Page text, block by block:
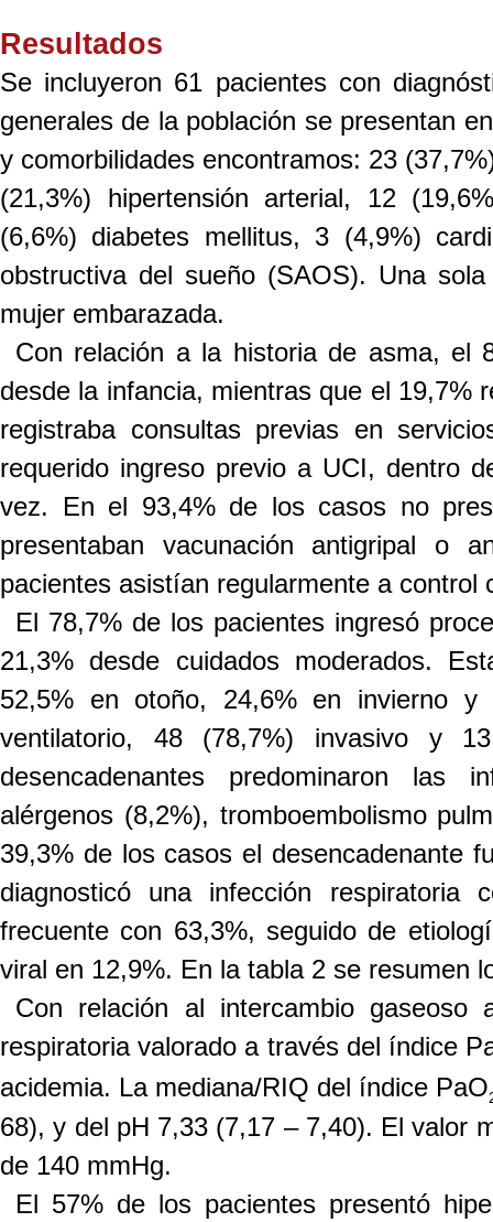
Resultados
Se incluyeron 61 pacientes con
generales de la población se presentan
y comorbilidades encontramos: 23
(21,3%) hipertensión arterial, 12
(6,6%) diabetes mellitus, 3 (4,9%)
obstructiva del sueño (SAOS). Una
mujer embarazada.
Con relación a la historia de asma, el
desde la infancia, mientras que el 19,7%
registraba consultas previas en
requerido ingreso previo a UCI, dentro
vez. En el 93,4% de los casos no
presentaban vacunación antigripal o
pacientes asistían regularmente a control
El 78,7% de los pacientes ingresó
21,3% desde cuidados moderados.
52,5% en otoño, 24,6% en invierno y
ventilatorio, 48 (78,7%) invasivo y
desencadenantes predominaron las
alérgenos (8,2%), tromboembolismo
39,3% de los casos el desencadenante
diagnosticó una infección
frecuente con 63,3%, seguido de
viral en 12,9%. En la tabla 2 se resumen
Con relación al intercambio
respiratoria valorado a través del índice
acidemia. La mediana/RIQ del índice PaO
68), y del pH 7,33 (7,17 – 7,40). El valor
de 140 mmHg.
El 57% de los pacientes presentó